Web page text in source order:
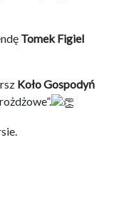
Tomek Figiel
Koło Gospodyń